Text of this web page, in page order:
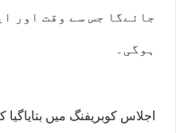
جائےگا جس سے وقت اور
ہوگی۔
اجلاس کوبریفنگ میں